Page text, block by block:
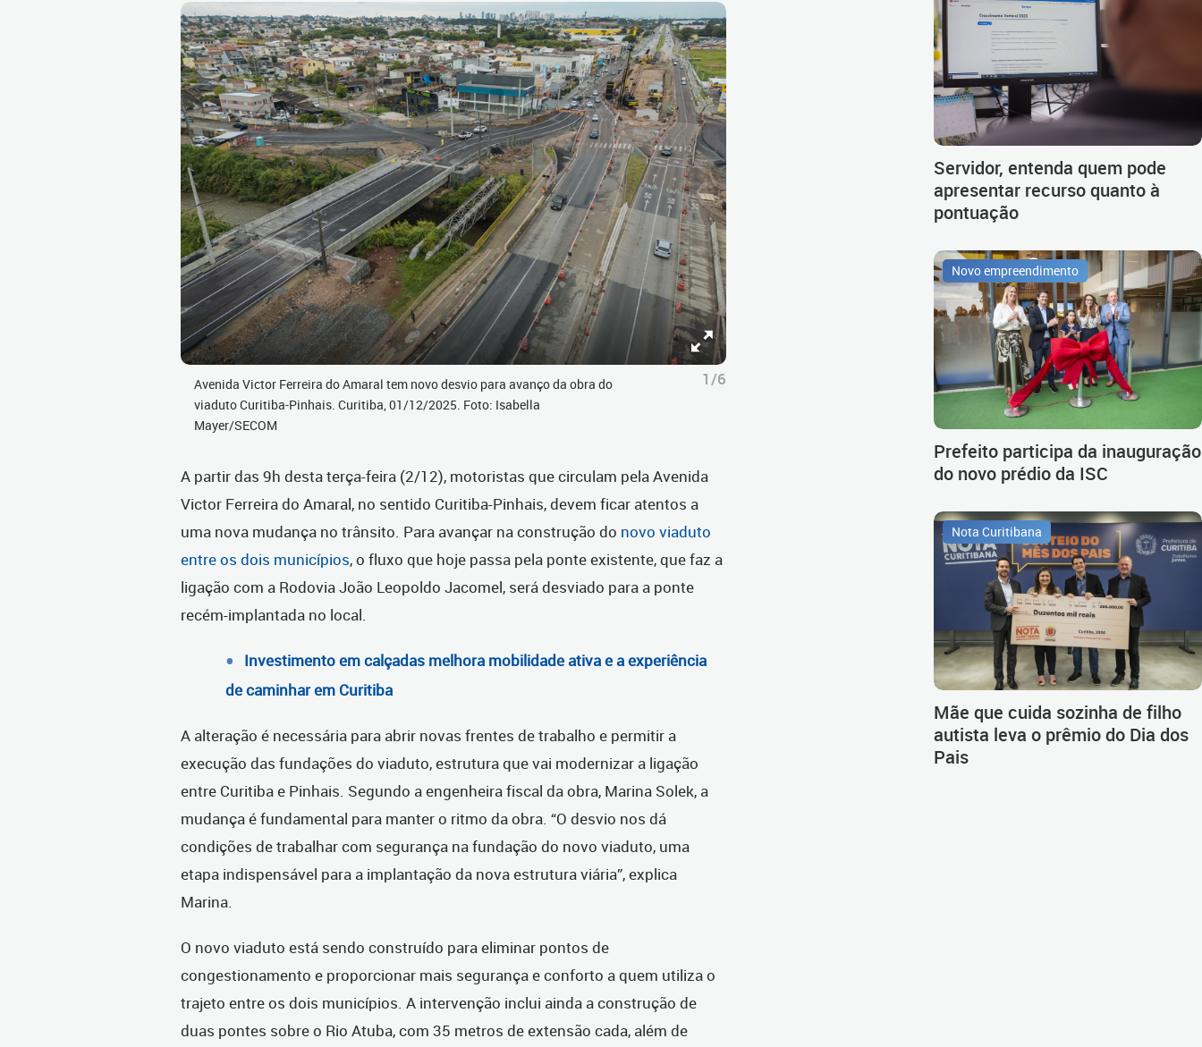
Avenida Victor Ferreira do Amaral tem novo desvio para avanço da obra do
viaduto Curitiba-Pinhais. Curitiba, 01/12/2025. Foto: Isabella
Mayer/SECOM
1/6
A partir das 9h desta terça-feira (2/12), motoristas que circulam pela Avenida
Victor Ferreira do Amaral, no sentido Curitiba-Pinhais, devem ficar atentos a
uma nova mudança no trânsito. Para avançar na construção do novo viaduto
entre os dois municípios, o fluxo que hoje passa pela ponte existente, que faz a
ligação com a Rodovia João Leopoldo Jacomel, será desviado para a ponte
recém-implantada no local.
Investimento em calçadas melhora mobilidade ativa e a experiência
de caminhar em Curitiba
A alteração é necessária para abrir novas frentes de trabalho e permitir a
execução das fundações do viaduto, estrutura que vai modernizar a ligação
entre Curitiba e Pinhais. Segundo a engenheira fiscal da obra, Marina Solek, a
mudança é fundamental para manter o ritmo da obra. “O desvio nos dá
condições de trabalhar com segurança na fundação do novo viaduto, uma
etapa indispensável para a implantação da nova estrutura viária”, explica
Marina.
O novo viaduto está sendo construído para eliminar pontos de
congestionamento e proporcionar mais segurança e conforto a quem utiliza o
trajeto entre os dois municípios. A intervenção inclui ainda a construção de
duas pontes sobre o Rio Atuba, com 35 metros de extensão cada, além de
Servidor, entenda quem pode
apresentar recurso quanto à
pontuação
Novo empreendimento
Prefeito participa da inauguração
do novo prédio da ISC
Nota Curitibana
Mãe que cuida sozinha de filho
autista leva o prêmio do Dia dos
Pais